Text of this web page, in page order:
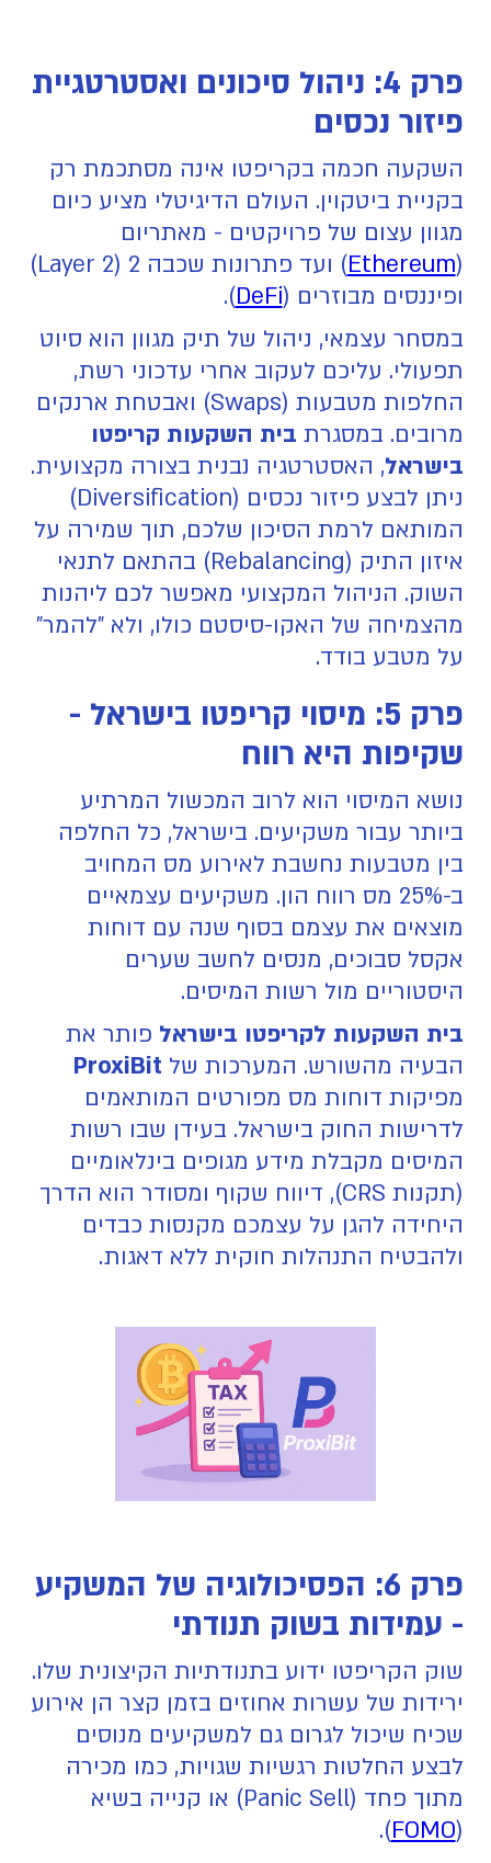
פרק 4: ניהול סיכונים ואסטרטגיית
פיזור נכסים
השקעה חכמה בקריפטו אינה מסתכמת רק
בקניית ביטקוין. העולם הדיגיטלי מציע כיום
מגוון עצום של פרויקטים - מאתריום
(
Ethereum
) ועד פתרונות שכבה 2 (Layer 2)
ופיננסים מבוזרים (DeFi
).
במסחר עצמאי, ניהול של תיק מגוון הוא סיוט
תפעולי. עליכם לעקוב אחרי עדכוני רשת,
החלפות מטבעות (Swaps) ואבטחת ארנקים
מרובים. במסגרת בית השקעות קריפטו
בישראל, האסטרטגיה נבנית בצורה מקצועית.
ניתן לבצע פיזור נכסים (Diversification)
המותאם לרמת הסיכון שלכם, תוך שמירה על
איזון התיק (Rebalancing) בהתאם לתנאי
השוק. הניהול המקצועי מאפשר לכם ליהנות
מהצמיחה של האקו-סיסטם כולו, ולא "להמר"
על מטבע בודד.
פרק 5: מיסוי קריפטו בישראל -
שקיפות היא רווח
נושא המיסוי הוא לרוב המכשול המרתיע
ביותר עבור משקיעים. בישראל, כל החלפה
בין מטבעות נחשבת לאירוע מס המחויב
ב-25% מס רווח הון. משקיעים עצמאיים
מוצאים את עצמם בסוף שנה עם דוחות
אקסל סבוכים, מנסים לחשב שערים
היסטוריים מול רשות המיסים.
בית השקעות לקריפטו בישראל פותר את
הבעיה מהשורש. המערכות של ProxiBit
מפיקות דוחות מס מפורטים המותאמים
לדרישות החוק בישראל. בעידן שבו רשות
המיסים מקבלת מידע מגופים בינלאומיים
(תקנות CRS), דיווח שקוף ומסודר הוא הדרך
היחידה להגן על עצמכם מקנסות כבדים
ולהבטיח התנהלות חוקית ללא דאגות.
פרק 6: הפסיכולוגיה של המשקיע
- עמידות בשוק תנודתי
שוק הקריפטו ידוע בתנודתיות הקיצונית שלו.
ירידות של עשרות אחוזים בזמן קצר הן אירוע
שכיח שיכול לגרום גם למשקיעים מנוסים
לבצע החלטות רגשיות שגויות, כמו מכירה
מתוך פחד (Panic Sell) או קנייה בשיא
(
FOMO
).